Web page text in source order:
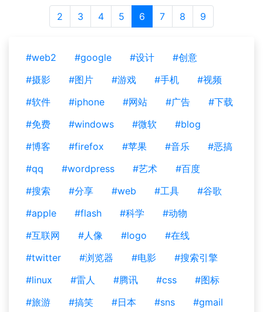
2 3 4 5 6 7 8 9
#web2 #google #设计
#创意
#摄影
#图片 #游戏 #手机
#视频
#软件
#iphone #网站 #广告
#下载
#免费
#windows #微软
#blog
#博客
#firefox #苹果 #音乐
#恶搞
#qq
#wordpress #艺术
#百度
#搜索
#分享 #web #工具
#谷歌
#apple
#flash #科学
#动物
#互联网
#人像 #logo
#在线
#twitter
#浏览器 #电影
#搜索引擎
#linux
#雷人 #腾讯 #css
#图标
#旅游
#搞笑 #日本 #sns
#gmail